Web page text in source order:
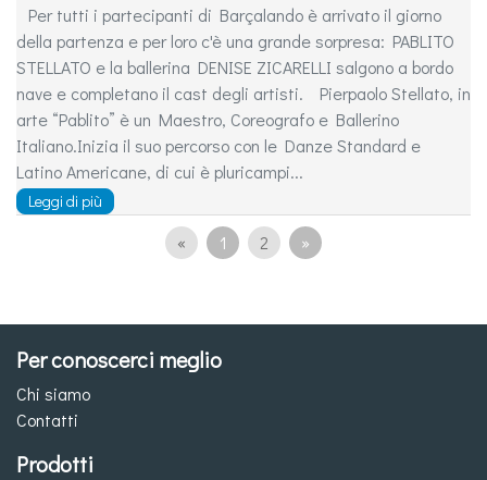
Per tutti i partecipanti di Barçalando è arrivato il giorno
della partenza e per loro c'è una grande sorpresa: PABLITO
STELLATO e la ballerina DENISE ZICARELLI salgono a bordo
nave e completano il cast degli artisti. Pierpaolo Stellato, in
arte “Pablito” è un Maestro, Coreografo e Ballerino
Italiano.Inizia il suo percorso con le Danze Standard e
Latino Americane, di cui è pluricampi...
Leggi di più
« 1 2 »
Per conoscerci meglio
Chi siamo
Contatti
Prodotti